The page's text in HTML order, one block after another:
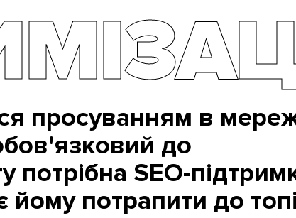
просуванням в
до
потрібна SEO-
потрапити до